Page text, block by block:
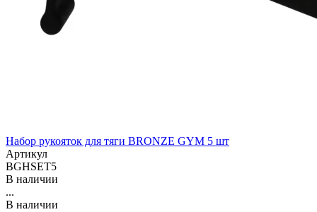
Набор рукояток для тяги BRONZE GYM 5 шт
Артикул
BGHSET5
В наличии
...
В наличии